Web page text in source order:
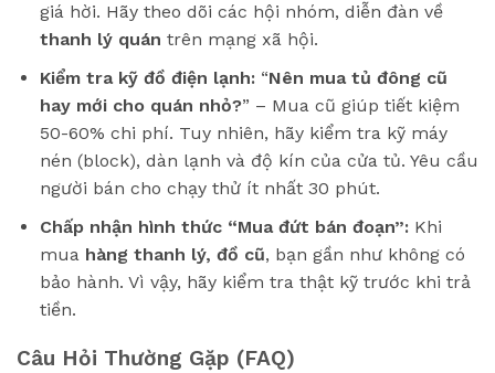
giá hời. Hãy theo dõi các hội nhóm, diễn đàn về
thanh lý quán trên mạng xã hội.
Kiểm tra kỹ đồ điện lạnh:“Nên mua tủ đông cũ
hay mới cho quán nhỏ?” – Mua cũ giúp tiết kiệm
50-60% chi phí. Tuy nhiên, hãy kiểm tra kỹ máy
nén (block), dàn lạnh và độ kín của cửa tủ. Yêu cầu
người bán cho chạy thử ít nhất 30 phút.
Chấp nhận hình thức “Mua đứt bán đoạn”:Khi
mua hàng thanh lý, đồ cũ, bạn gần như không có
bảo hành. Vì vậy, hãy kiểm tra thật kỹ trước khi trả
tiền.
Câu Hỏi Thường Gặp (FAQ)